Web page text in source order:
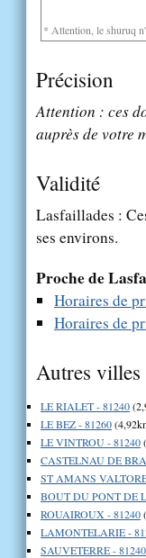
* Attention, le shuruq
Précision
Attention : ces
auprès de votre
Validité
Lasfaillades :
ses environs.
Proche de
Horaires de
Horaires de
Autres villes
LE RIALET - 81240
LE BEZ - 81260
LE VINTROU - 81240
CASTELNAU DE
ST AMANS
BOUT DU PONT DE
ROUAIROUX - 81240
LAMONTELARIE -
SAUVETERRE - 81240